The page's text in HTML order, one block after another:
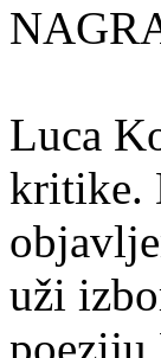
Luca
kritike.
uži
poeziju